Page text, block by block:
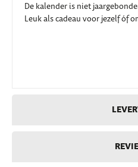
De kalender is niet
Leuk als cadeau voor jezelf óf